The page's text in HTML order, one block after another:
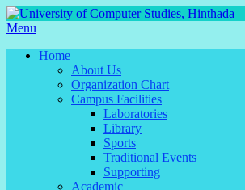
Menu
Home
About Us
Organization Chart
Campus Facilities
Laboratories
Library
Sports
Traditional Events
Supporting
Academic